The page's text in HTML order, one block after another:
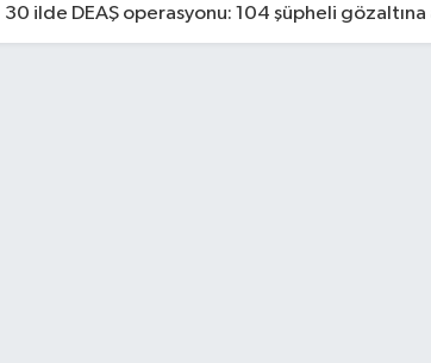
30 ilde DEAŞ operasyonu: 104 şüpheli gözaltına